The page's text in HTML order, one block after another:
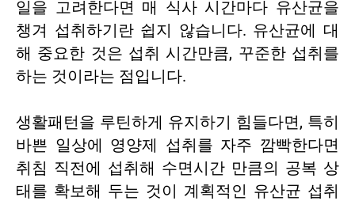
일을 고려한다면 매 식사 시간마다 유산균을
챙겨 섭취하기란 쉽지 않습니다. 유산균에 대
해 중요한 것은 섭취 시간만큼, 꾸준한 섭취를
하는 것이라는 점입니다.
생활패턴을 루틴하게 유지하기 힘들다면, 특히
바쁜 일상에 영양제 섭취를 자주 깜빡한다면
취침 직전에 섭취해 수면시간 만큼의 공복 상
태를 확보해 두는 것이 계획적인 유산균 섭취